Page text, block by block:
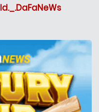
Id._.DaFaNeWs